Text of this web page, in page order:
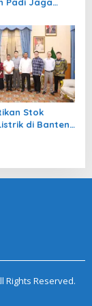
Stok
di Banten
Rights Reserved.